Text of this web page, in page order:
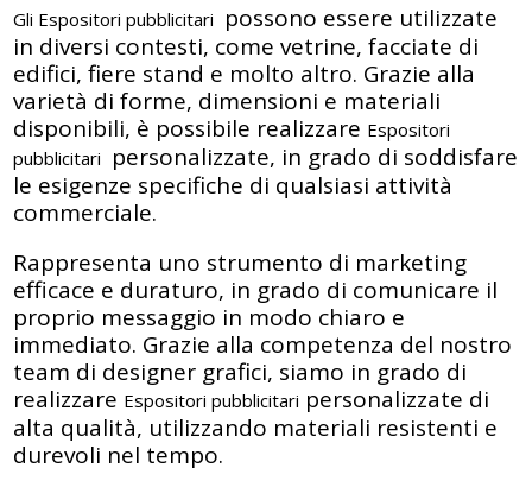
Gli Espositori pubblicitari possono essere utilizzate
in diversi contesti, come vetrine, facciate di
edifici, fiere stand e molto altro. Grazie alla
varietà di forme, dimensioni e materiali
disponibili, è possibile realizzare Espositori
pubblicitari personalizzate, in grado di soddisfare
le esigenze specifiche di qualsiasi attività
commerciale.
Rappresenta uno strumento di marketing
efficace e duraturo, in grado di comunicare il
proprio messaggio in modo chiaro e
immediato. Grazie alla competenza del nostro
team di designer grafici, siamo in grado di
realizzare Espositori pubblicitari personalizzate di
alta qualità, utilizzando materiali resistenti e
durevoli nel tempo.